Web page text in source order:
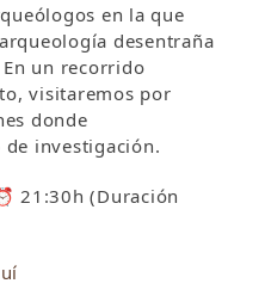
en la que
desentraña
un recorrido
visitaremos por
donde
de investigación.
21:30h (Duración